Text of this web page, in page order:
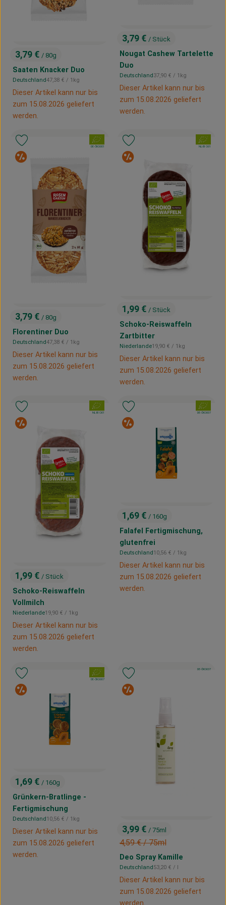
, Preis:
3,79 € / 80g
Saaten Knacker Duo
, Herkunft:
Deutschland, Referenzpreis:
47,38 € / 1kg
Dieser Artikel kann nur bis
zum 15.08.2026 geliefert
werden.
, Preis:
3,79 € / Stück
Nougat Cashew Tartelette
Duo
, Herkunft:
Deutschland, Referenzpreis:
37,90 € / 1kg
Dieser Artikel kann nur bis
zum 15.08.2026 geliefert
werden.
, Preis:
3,79 € / 80g
Florentiner Duo
, Herkunft:
Deutschland, Referenzpreis:
47,38 € / 1kg
Dieser Artikel kann nur bis
zum 15.08.2026 geliefert
werden.
, Verband:
, Kontrollstelle:
DE-ÖKO-001
Sonderangebot
Produkt zu Favouriten hinzufügen
, Preis:
1,99 € / Stück
Schoko-Reiswaffeln
Zartbitter
, Herkunft:
Niederlande, Referenzpreis:
19,90 € / 1kg
Dieser Artikel kann nur bis
zum 15.08.2026 geliefert
werden.
, Verband:
, Kontrollstelle:
NL-BIO-01
Sonderangebot
Produkt zu Favouriten hinzufügen
, Preis:
1,99 € / Stück
Schoko-Reiswaffeln
Vollmilch
, Herkunft:
Niederlande, Referenzpreis:
19,90 € / 1kg
Dieser Artikel kann nur bis
zum 15.08.2026 geliefert
werden.
, Verband:
, Kontrollstelle:
NL-BIO-01
Sonderangebot
Produkt zu Favouriten hinzufügen
, Preis:
1,69 € / 160g
Falafel Fertigmischung,
glutenfrei
, Herkunft:
Deutschland, Referenzpreis:
10,56 € / 1kg
Dieser Artikel kann nur bis
zum 15.08.2026 geliefert
werden.
, Verband:
, Kontrollstelle:
DE-ÖKO-007
Sonderangebot
Produkt zu Favouriten hinzufügen
, Preis:
1,69 € / 160g
Grünkern-Bratlinge -
Fertigmischung
, Herkunft:
Deutschland , Referenzpreis:
10,56 € / 1kg
Dieser Artikel kann nur bis
zum 15.08.2026 geliefert
werden.
, Verband:
, Kontrollstelle:
DE-ÖKO-007
Sonderangebot
Produkt zu Favouriten hinzufügen
, Preis:
3,99 € / 75ml
, Alter Preis:
4,59 €/ 75ml
Deo Spray Kamille
, Herkunft:
Deutschland, Referenzpreis:
53,20 € / l
Dieser Artikel kann nur bis
zum 15.08.2026 geliefert
werden.
, Verband:
, Kontrollstelle:
DE-ÖKO-037
Sonderangebot